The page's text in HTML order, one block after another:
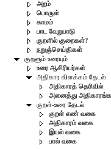
அறம்
பொருள்
காமம்
பாட வேறுபாடு
குறளில் குறைகள்?
நறுஞ்செய்திகள்
குறளும் உரையும்
உரை ஆசிரியர்கள்
அதிகார விளக்கம் தேடல்
அதிகாரத் தெரிவில்
அனைத்து
குறள்-உரை தேடல்
குறள் எண் வகை
அதிகாரம் வகை
இயல் வகை
பால் வகை